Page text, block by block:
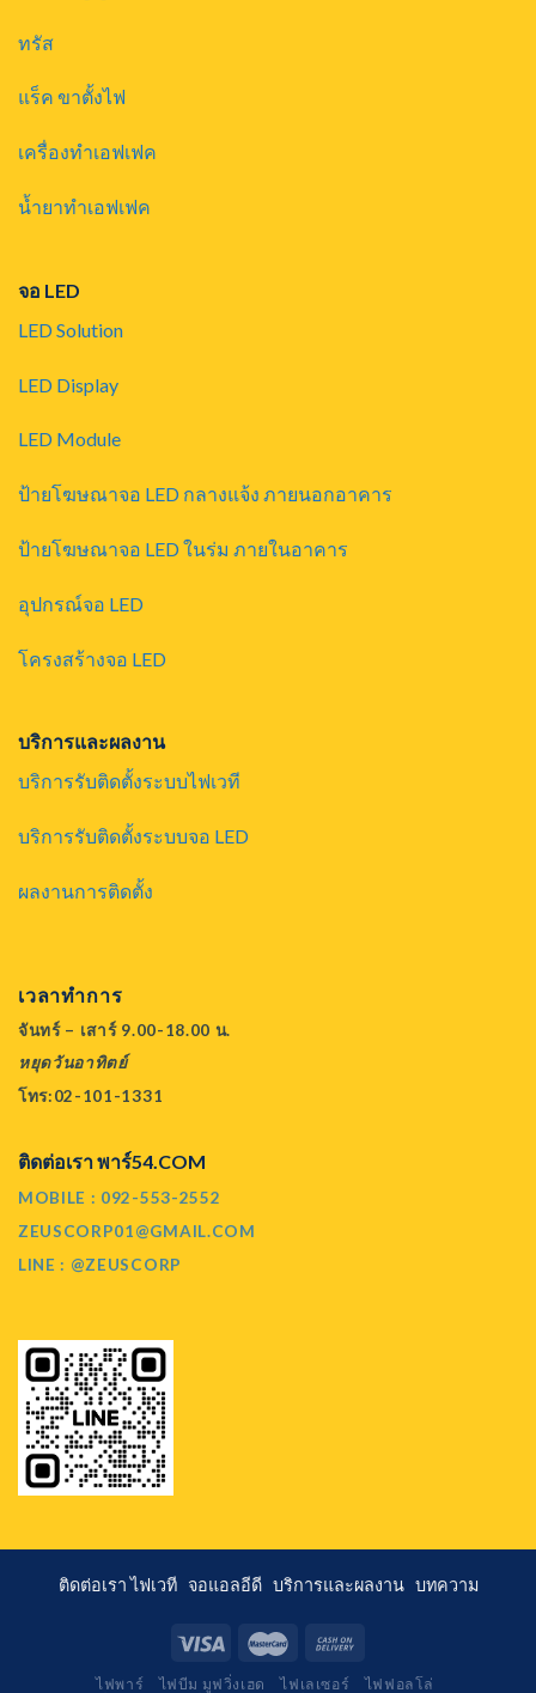
ทรัส
แร็ค ขาตั้งไฟ
เครื่องทำเอฟเฟค
น้ำยาทำเอฟเฟค
จอ LED
LED Solution
LED Display
LED Module
ป้ายโฆษณาจอ LED กลางแจ้ง ภายนอกอาคาร
ป้ายโฆษณาจอ LED ในร่ม ภายในอาคาร
อุปกรณ์จอ LED
โครงสร้างจอ LED
บริการและผลงาน
บริการรับติดตั้งระบบไฟเวที
บริการรับติดตั้งระบบจอ LED
ผลงานการติดตั้ง
เวลาทำการ
จันทร์ – เสาร์ 9.00-18.00 น.
หยุดวันอาทิตย์
โทร:02-101-1331
ติดต่อเรา พาร์54.COM
MOBILE : 092-553-2552
ZEUSCORP01@GMAIL.COM
LINE : @ZEUSCORP
ติดต่อเราไฟเวที จอแอลอีดี บริการและผลงาน บทความ
ไฟพาร์ ไฟบีม มูฟวิ่งเฮด ไฟเลเซอร์
ไฟฟอลโล่